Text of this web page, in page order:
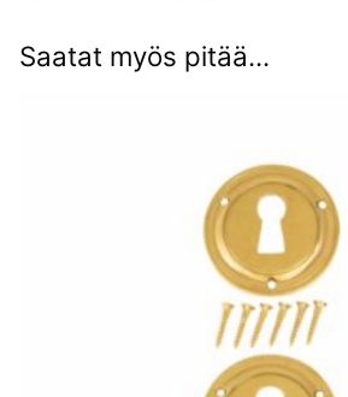
Saatat myös pitää...